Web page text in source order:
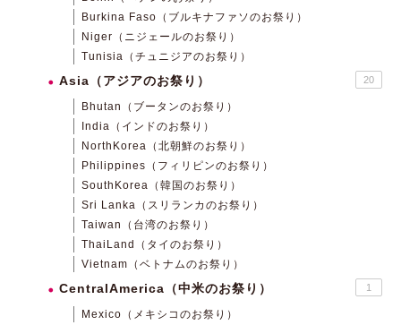
Burkina Faso（ブルキナファソのお祭り）
Niger（ニジェールのお祭り）
Tunisia（チュニジアのお祭り）
Asia（アジアのお祭り） 20
Bhutan（ブータンのお祭り）
India（インドのお祭り）
NorthKorea（北朝鮮のお祭り）
Philippines（フィリピンのお祭り）
SouthKorea（韓国のお祭り）
Sri Lanka（スリランカのお祭り）
Taiwan（台湾のお祭り）
ThaiLand（タイのお祭り）
Vietnam（ベトナムのお祭り）
CentralAmerica（中米のお祭り） 1
Mexico（メキシコのお祭り）